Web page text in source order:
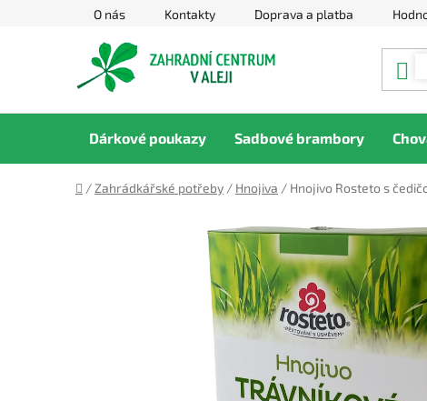
O nás Kontakty Doprava a platba
Dárkové poukazy Sadbové brambory
Domů
/ Zahrádkářské potřeby / Hnojiva / Hnojivo Rosteto s